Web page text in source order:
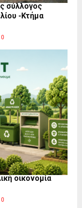
σύλλογος
-Κτήμα
0
οικονομία
0